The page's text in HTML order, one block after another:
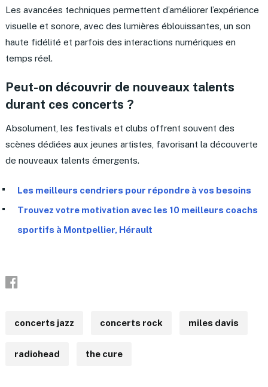
Les avancées techniques permettent d’améliorer l’expérience
visuelle et sonore, avec des lumières éblouissantes, un son
haute fidélité et parfois des interactions numériques en
temps réel.
Peut-on découvrir de nouveaux talents
durant ces concerts ?
Absolument, les festivals et clubs offrent souvent des
scènes dédiées aux jeunes artistes, favorisant la découverte
de nouveaux talents émergents.
Les meilleurs cendriers pour répondre à vos besoins
Trouvez votre motivation avec les 10 meilleurs coachs
sportifs à Montpellier, Hérault
concerts jazz concerts rock miles davis
radiohead the cure